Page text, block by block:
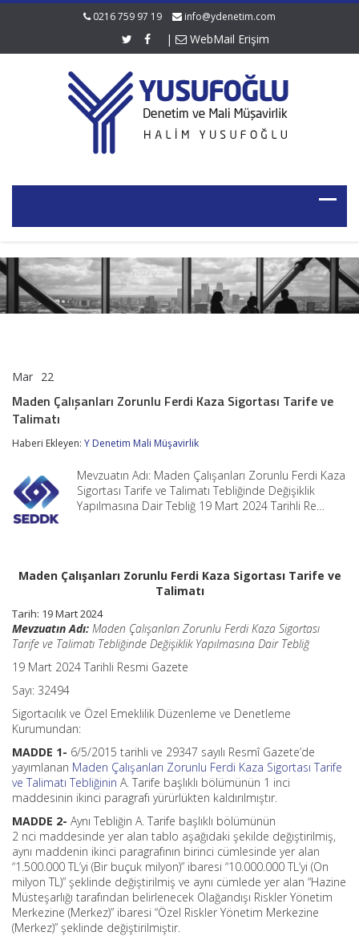
0216 759 97 19 info@ydenetim.com
| WebMail Erişim
Mar 22
Zorunlu
Sigortası
ve
Talimatı
için
Maden Çalışanları Zorunlu Ferdi Kaza Sigortası Tarife ve
Talimatı
Haberi Ekleyen: Y Denetim Mali Müşavirlik
Mevzuatın Adı: Maden Çalışanları Zorunlu Ferdi Kaza
Sigortası Tarife ve Talimatı Tebliğinde Değişiklik
Yapılmasına Dair Tebliğ 19 Mart 2024 Tarihli Re…
Maden Çalışanları Zorunlu Ferdi Kaza Sigortası Tarife ve
Talimatı
Tarih: 19 Mart 2024
Mevzuatın Adı: Maden Çalışanları Zorunlu Ferdi Kaza Sigortası
Tarife ve Talimatı Tebliğinde Değişiklik Yapılmasına Dair Tebliğ
19 Mart 2024 Tarihli Resmi Gazete
Sayı: 32494
Sigortacılık ve Özel Emeklilik Düzenleme ve Denetleme
Kurumundan:
MADDE 1- 6/5/2015 tarihli ve 29347 sayılı Resmî Gazete’de
yayımlanan Maden Çalışanları Zorunlu Ferdi Kaza Sigortası Tarife
ve Talimatı Tebliğinin A. Tarife başlıklı bölümünün 1 inci
maddesinin ikinci paragrafı yürürlükten kaldırılmıştır.
MADDE 2- Aynı Tebliğin A. Tarife başlıklı bölümünün
2 nci maddesinde yer alan tablo aşağıdaki şekilde değiştirilmiş,
aynı maddenin ikinci paragrafının birinci cümlesinde yer alan
“1.500.000 TL’yi (Bir buçuk milyon)” ibaresi “10.000.000 TL’yi (On
milyon TL)” şeklinde değiştirilmiş ve aynı cümlede yer alan “Hazine
Müsteşarlığı tarafından belirlenecek Olağandışı Riskler Yönetim
Merkezine (Merkez)” ibaresi “Özel Riskler Yönetim Merkezine
(Merkez)” şeklinde değiştirilmiştir.